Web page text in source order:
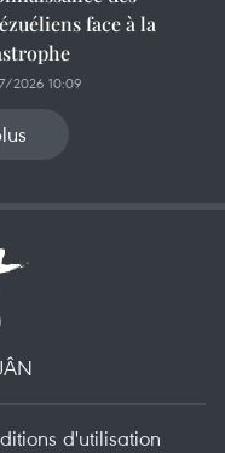
face à la
2026 10:09
d'utilisation